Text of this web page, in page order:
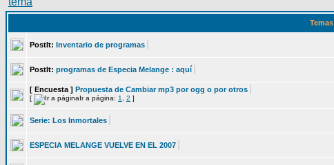
Temas
PostIt: Inventario de programas
PostIt: programas de Especia Melange : aquí
[ Encuesta ] Propuesta de Cambiar mp3 por ogg o por otros
[ Ir a página: 1 2 ]
Serie: Los Inmortales
ESPECIA MELANGE VUELVE EN EL 2007